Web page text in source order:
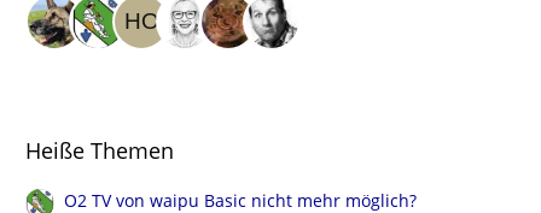
Heiße Themen
O2 TV von waipu Basic nicht mehr möglich?